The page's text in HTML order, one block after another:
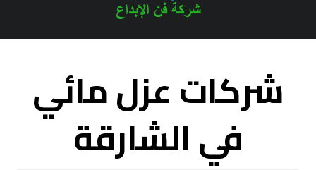
شركات عزل مائي
في الشارقة